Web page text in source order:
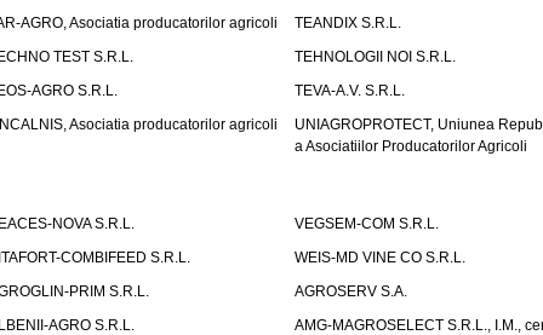
AGRO, Asociatia producatorilor agricoli
TEANDIX S.R.L.
TEST S.R.L.
TEHNOLOGII NOI S.R.L.
AGRO S.R.L.
TEVA-A.V. S.R.L.
Asociatia producatorilor agricoli
UNIAGROPROTECT, Uniunea
a Asociatiilor Producatorilor Agricoli
NOVA S.R.L.
VEGSEM-COM S.R.L.
COMBIFEED S.R.L.
WEIS-MD VINE CO S.R.L.
PRIM S.R.L.
AGROSERV S.A.
AGRO S.R.L.
AMG-MAGROSELECT S.R.L., I.M.,